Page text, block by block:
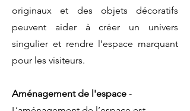
originaux et des objets décoratifs
peuvent aider à créer un univers
singulier et rendre l’espace marquant
pour les visiteurs.
Aménagement de l'espace -